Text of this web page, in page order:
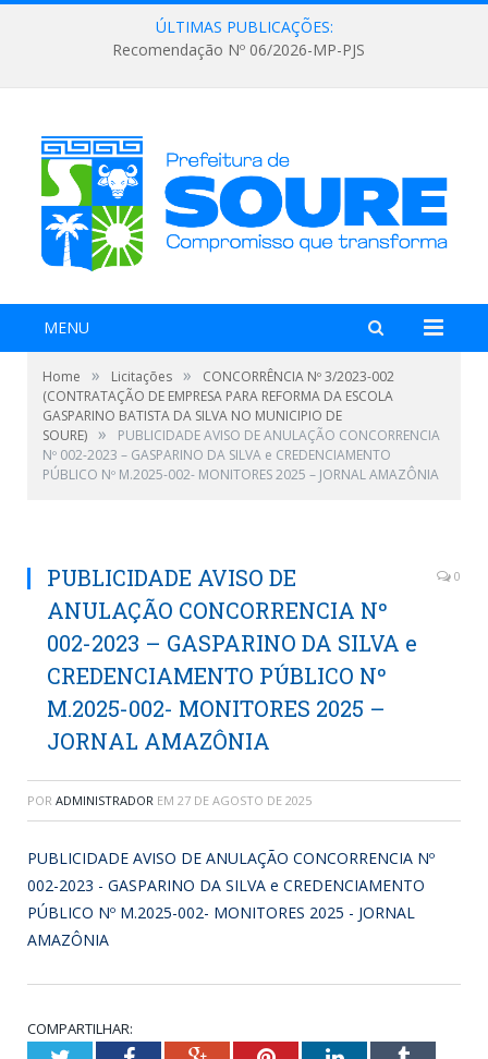
ÚLTIMAS PUBLICAÇÕES:
Recomendação Nº 06/2026-MP-PJS
MENU
Home » Licitações »
CONCORRÊNCIA Nº 3/2023-002
(CONTRATAÇÃO DE EMPRESA PARA REFORMA DA ESCOLA
GASPARINO BATISTA DA SILVA NO MUNICIPIO DE
SOURE) »
PUBLICIDADE AVISO DE ANULAÇÃO CONCORRENCIA
Nº 002-2023 – GASPARINO DA SILVA e CREDENCIAMENTO
PÚBLICO Nº M.2025-002- MONITORES 2025 – JORNAL AMAZÔNIA
PUBLICIDADE AVISO DE
ANULAÇÃO CONCORRENCIA Nº
002-2023 – GASPARINO DA SILVA e
CREDENCIAMENTO PÚBLICO Nº
M.2025-002- MONITORES 2025 –
JORNAL AMAZÔNIA
0
POR ADMINISTRADOR EM 27 DE AGOSTO DE 2025
PUBLICIDADE AVISO DE ANULAÇÃO CONCORRENCIA Nº
002-2023 - GASPARINO DA SILVA e CREDENCIAMENTO
PÚBLICO Nº M.2025-002- MONITORES 2025 - JORNAL
AMAZÔNIA
COMPARTILHAR: